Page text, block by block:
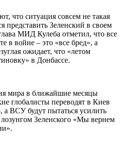
что ситуация совсем не такая
представить Зеленский в своем
МИД Кулеба отметил, что все
в войне – это «все бред», а
ожидает, что «летом
в Донбассе.
мира в ближайшие месяцы
глобалисты переводят в Киев
ВСУ будут пытаться усилить
Зеленского «Мы вернем